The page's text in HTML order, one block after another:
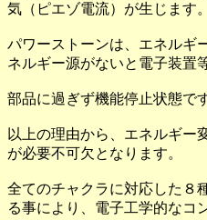
気（ピエゾ電流）が生じます
パワーストーンは、エネルギ
ネルギー源がないと電子装置
部品に過ぎず機能停止状態です
以上の理由から、エネルギー
が必要不可欠となります。
全てのチャクラに対応した８
る事により、電子工学的なコ